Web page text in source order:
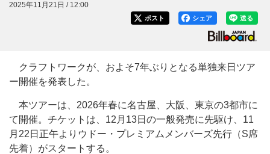
2025年11月21日 / 12:00
送る
シェア
ポスト
クラフトワークが、およそ7年ぶりとなる単独来日ツア
ー開催を発表した。
本ツアーは、2026年春に名古屋、大阪、東京の3都市に
て開催。チケットは、12月13日の一般発売に先駆け、11
月22日正午よりウドー・プレミアムメンバーズ先行（S席
先着）がスタートする。